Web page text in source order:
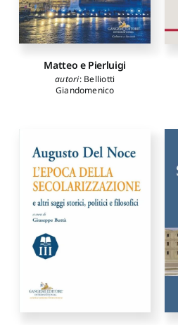
Matteo e Pierluigi
autori: Belliotti
Giandomenico